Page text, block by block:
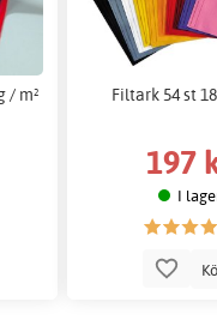
/ m²
Filtark 54 st
197
I